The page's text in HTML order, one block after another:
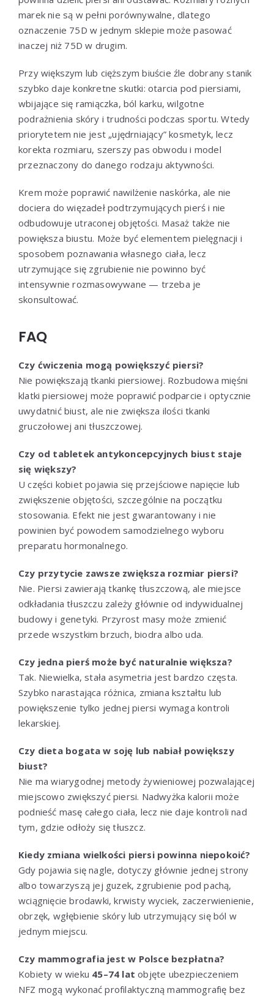
marek nie są w pełni porównywalne, dlatego
oznaczenie 75D w jednym sklepie może pasować
inaczej niż 75D w drugim.
Przy większym lub cięższym biuście źle dobrany stanik
szybko daje konkretne skutki: otarcia pod piersiami,
wbijające się ramiączka, ból karku, wilgotne
podrażnienia skóry i trudności podczas sportu. Wtedy
priorytetem nie jest „ujędrniający” kosmetyk, lecz
korekta rozmiaru, szerszy pas obwodu i model
przeznaczony do danego rodzaju aktywności.
Krem może poprawić nawilżenie naskórka, ale nie
dociera do więzadeł podtrzymujących pierś i nie
odbudowuje utraconej objętości. Masaż także nie
powiększa biustu. Może być elementem pielęgnacji i
sposobem poznawania własnego ciała, lecz
utrzymujące się zgrubienie nie powinno być
intensywnie rozmasowywane — trzeba je
skonsultować.
FAQ
Czy ćwiczenia mogą powiększyć piersi?
Nie powiększają tkanki piersiowej. Rozbudowa mięśni
klatki piersiowej może poprawić podparcie i optycznie
uwydatnić biust, ale nie zwiększa ilości tkanki
gruczołowej ani tłuszczowej.
Czy od tabletek antykoncepcyjnych biust staje
się większy?
U części kobiet pojawia się przejściowe napięcie lub
zwiększenie objętości, szczególnie na początku
stosowania. Efekt nie jest gwarantowany i nie
powinien być powodem samodzielnego wyboru
preparatu hormonalnego.
Czy przytycie zawsze zwiększa rozmiar piersi?
Nie. Piersi zawierają tkankę tłuszczową, ale miejsce
odkładania tłuszczu zależy głównie od indywidualnej
budowy i genetyki. Przyrost masy może zmienić
przede wszystkim brzuch, biodra albo uda.
Czy jedna pierś może być naturalnie większa?
Tak. Niewielka, stała asymetria jest bardzo częsta.
Szybko narastająca różnica, zmiana kształtu lub
powiększenie tylko jednej piersi wymaga kontroli
lekarskiej.
Czy dieta bogata w soję lub nabiał powiększy
biust?
Nie ma wiarygodnej metody żywieniowej pozwalającej
miejscowo zwiększyć piersi. Nadwyżka kalorii może
podnieść masę całego ciała, lecz nie daje kontroli nad
tym, gdzie odłoży się tłuszcz.
Kiedy zmiana wielkości piersi powinna niepokoić?
Gdy pojawia się nagle, dotyczy głównie jednej strony
albo towarzyszą jej guzek, zgrubienie pod pachą,
wciągnięcie brodawki, krwisty wyciek, zaczerwienienie,
obrzęk, wgłębienie skóry lub utrzymujący się ból w
jednym miejscu.
Czy mammografia jest w Polsce bezpłatna?
Kobiety w wieku 45–74 lat objęte ubezpieczeniem
NFZ mogą wykonać profilaktyczną mammografię bez